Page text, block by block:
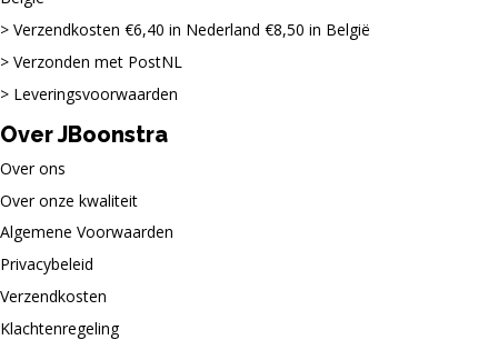
Verzendkosten €6,40 in Nederland €8,50 in België
Verzonden met PostNL
Leveringsvoorwaarden
Over JBoonstra
Over ons
Over onze kwaliteit
Algemene Voorwaarden
Privacybeleid
Verzendkosten
Klachtenregeling